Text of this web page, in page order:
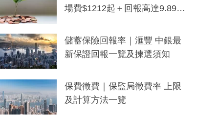
場費$1212起＋回報高達9.89
儲蓄保險回報率｜滙豐 中銀最
新保證回報一覽及揀選須知
保費徵費｜保監局徵費率 上限
及計算方法一覽